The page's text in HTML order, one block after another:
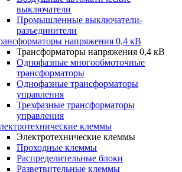
выключатели
Промышленные выключатели-
разъединители
напряжения 0,4 кВ
Трансформаторы напряжения 0,4 кВ
Однофазные многообмоточные
трансформаторы
Однофазные трансформаторы
управления
Трехфазные трансформаторы
управления
клеммы
Электротехнические клеммы
Проходные клеммы
Распределительные блоки
Разветвительные клеммы